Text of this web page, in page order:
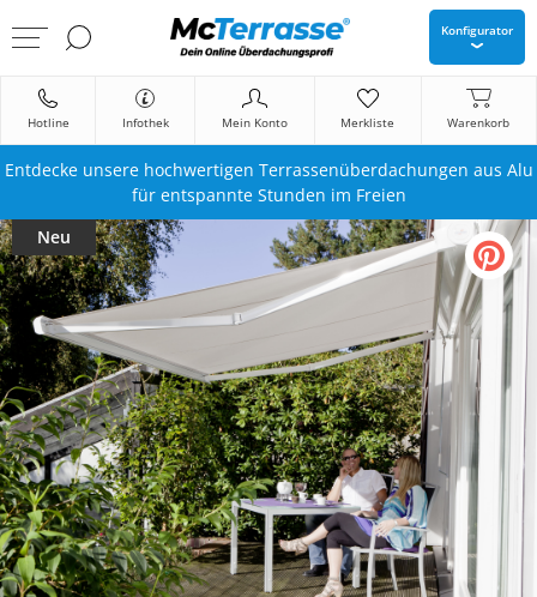
Konfigurator
Hotline Infothek Mein Konto Merkliste Warenkorb
Entdecke unsere hochwertigen Terrassenüberdachungen aus Alu
für entspannte Stunden im Freien
Neu